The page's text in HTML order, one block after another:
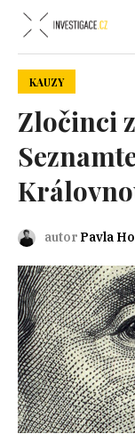
KAUZY
Zločinci
autor Pavla